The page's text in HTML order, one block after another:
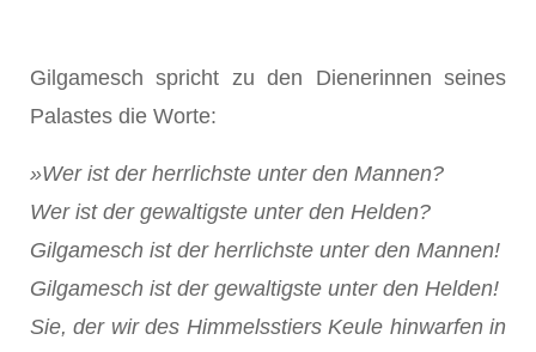
Gilgamesch spricht zu den Dienerinnen seines
Palastes die Worte:
»Wer ist der herrlichste unter den Mannen?
Wer ist der gewaltigste unter den Helden?
Gilgamesch ist der herrlichste unter den Mannen!
Gilgamesch ist der gewaltigste unter den Helden!
Sie, der wir des Himmelsstiers Keule hinwarfen in